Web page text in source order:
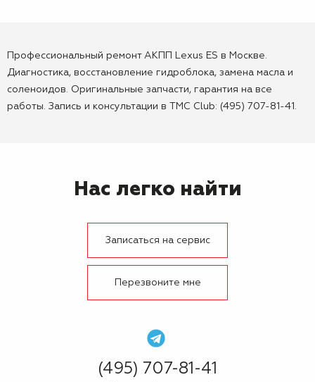
Профессиональный ремонт АКПП Lexus ES в Москве.
Диагностика, восстановление гидроблока, замена масла и
соленоидов. Оригинальные запчасти, гарантия на все
работы. Запись и консультации в TMC Club: (495) 707-81-41.
Нас легко найти
Записаться на сервис
Перезвоните мне
(495) 707-81-41